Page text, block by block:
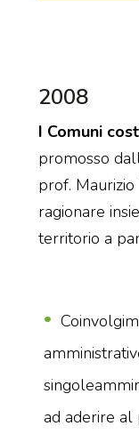
2008
I Comuni
promosso
prof.
ragionare
territorio a
ad aderire